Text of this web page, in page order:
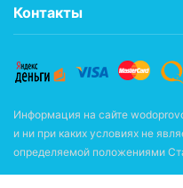
Контакты
Информация на сайте
и ни при каких условиях не
определяемой положениями